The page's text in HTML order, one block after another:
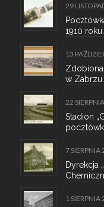
29
1910 roku.
13
w Zabrzu.
22
Stadion
7 SIERPNIA
Dyrekcja
1 SIERPNIA